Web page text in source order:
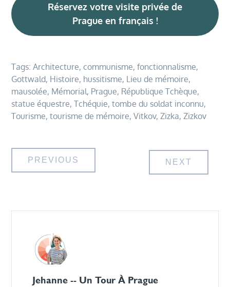
Réservez votre visite privée de
Prague en français !
Tags:Architecture,communisme,fonctionnalisme,
Gottwald, Histoire, hussitisme, Lieu de mémoire,
mausolée, Mémorial, Prague, République Tchèque,
statue équestre,Tchéquie,tombe du soldat inconnu,
Tourisme,tourisme de mémoire,Vitkov,Zizka,Zizkov
Navigation
PREVIOUS NEXT
Jehanne -- Un Tour À Prague